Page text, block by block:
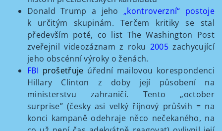
Donald Trump a jeho „kontroverzní“ postoje
k určitým skupinám. Terčem kritiky se stal
především poté, co list The Washington Post
zveřejnil videozáznam z roku 2005 zachycující
jeho obscénní výroky o ženách.
FBI prošetřuje úřední mailovou korespondenci
Hillary Clinton z doby její působení na
ministerstvu zahraničí. Tento „october
surprise” (česky asi velký říjnový průšvih = na
konci kampaně odehraje něco nečekaného, na